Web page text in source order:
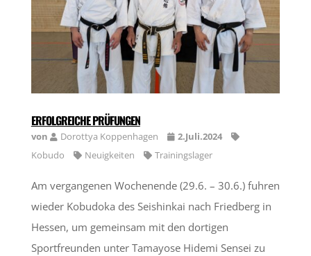
ERFOLGREICHE PRÜFUNGEN
von Dorottya Koppenhagen
2.Juli.2024
Kobudo
Neuigkeiten Trainingslager
Am vergangenen Wochenende (29.6. – 30.6.) fuhren
wieder Kobudoka des Seishinkai nach Friedberg in
Hessen, um gemeinsam mit den dortigen
Sportfreunden unter Tamayose Hidemi Sensei zu